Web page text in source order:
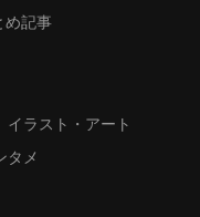
め記事
イラスト・アート
タメ